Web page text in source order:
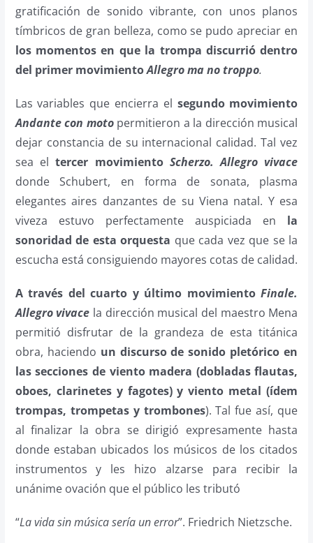
gratificación de sonido vibrante, con unos planos
tímbricos de gran belleza, como se pudo apreciar en
los momentos en que la trompa discurrió dentro
del primer movimientoAllegro ma no troppo.
Las variables que encierra el segundo movimiento
Andante con motopermitieron a la dirección musical
dejar constancia de su internacional calidad. Tal vez
sea eltercer movimiento Scherzo. Allegro vivace
donde Schubert, en forma de sonata, plasma
elegantes aires danzantes de su Viena natal. Y esa
viveza estuvo perfectamente auspiciada en la
sonoridad de esta orquesta que cada vez que se la
escucha está consiguiendo mayores cotas de calidad.
A través del cuarto y último movimiento Finale.
Allegro vivace la dirección musical del maestro Mena
permitió disfrutar de la grandeza de esta titánica
obra, haciendo un discurso de sonido pletórico en
las secciones de viento madera (dobladas flautas,
oboes, clarinetes y fagotes) y viento metal (ídem
trompas, trompetas y trombones). Tal fue así, que
al finalizar la obra se dirigió expresamente hasta
donde estaban ubicados los músicos de los citados
instrumentos y les hizo alzarse para recibir la
unánime ovación que el público les tributó
“La vida sin música sería un error”. Friedrich Nietzsche.